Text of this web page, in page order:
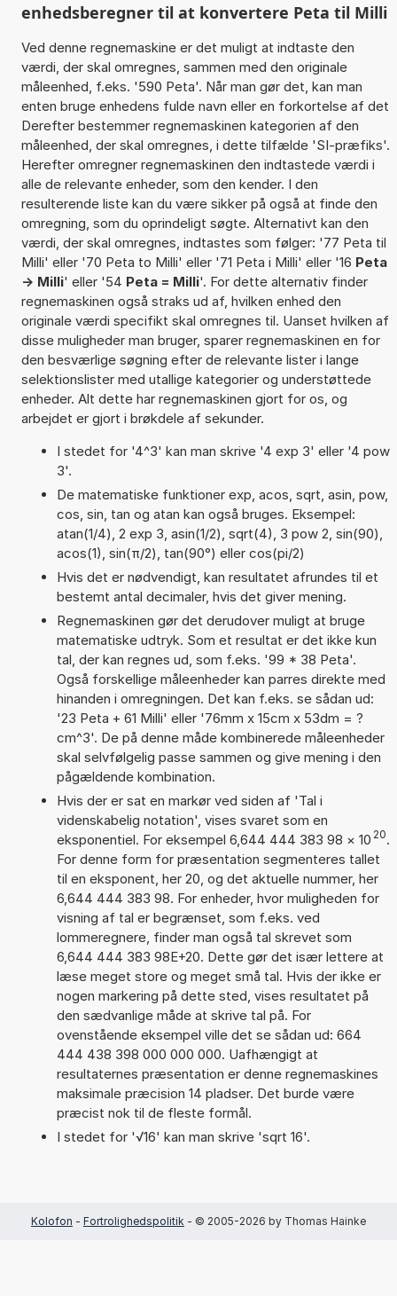
enhedsberegner til at konvertere Peta til Milli
Ved denne regnemaskine er det muligt at indtaste den
værdi, der skal omregnes, sammen med den originale
måleenhed, f.eks. '590 Peta'. Når man gør det, kan man
enten bruge enhedens fulde navn eller en forkortelse af det
Derefter bestemmer regnemaskinen kategorien af den
måleenhed, der skal omregnes, i dette tilfælde 'SI-præfiks'.
Herefter omregner regnemaskinen den indtastede værdi i
alle de relevante enheder, som den kender. I den
resulterende liste kan du være sikker på også at finde den
omregning, som du oprindeligt søgte. Alternativt kan den
værdi, der skal omregnes, indtastes som følger: '77 Peta til
Milli' eller '70 Peta to Milli' eller '71 Peta i Milli' eller '16 Peta
-> Milli' eller '54 Peta = Milli'. For dette alternativ finder
regnemaskinen også straks ud af, hvilken enhed den
originale værdi specifikt skal omregnes til. Uanset hvilken af
disse muligheder man bruger, sparer regnemaskinen en for
den besværlige søgning efter de relevante lister i lange
selektionslister med utallige kategorier og understøttede
enheder. Alt dette har regnemaskinen gjort for os, og
arbejdet er gjort i brøkdele af sekunder.
I stedet for '4^3' kan man skrive '4 exp 3' eller '4 pow
3'.
De matematiske funktioner exp, acos, sqrt, asin, pow,
cos, sin, tan og atan kan også bruges. Eksempel:
atan(1/4), 2 exp 3, asin(1/2), sqrt(4), 3 pow 2, sin(90),
acos(1), sin(π/2), tan(90°) eller cos(pi/2)
Hvis det er nødvendigt, kan resultatet afrundes til et
bestemt antal decimaler, hvis det giver mening.
Regnemaskinen gør det derudover muligt at bruge
matematiske udtryk. Som et resultat er det ikke kun
tal, der kan regnes ud, som f.eks. '99 * 38 Peta'.
Også forskellige måleenheder kan parres direkte med
hinanden i omregningen. Det kan f.eks. se sådan ud:
'23 Peta + 61 Milli' eller '76mm x 15cm x 53dm = ?
cm^3'. De på denne måde kombinerede måleenheder
skal selvfølgelig passe sammen og give mening i den
pågældende kombination.
Hvis der er sat en markør ved siden af 'Tal i
videnskabelig notation', vises svaret som en
eksponentiel. For eksempel 6,644 444 383 98 × 10 20.
For denne form for præsentation segmenteres tallet
til en eksponent, her 20, og det aktuelle nummer, her
6,644 444 383 98. For enheder, hvor muligheden for
visning af tal er begrænset, som f.eks. ved
lommeregnere, finder man også tal skrevet som
6,644 444 383 98E+20. Dette gør det især lettere at
læse meget store og meget små tal. Hvis der ikke er
nogen markering på dette sted, vises resultatet på
den sædvanlige måde at skrive tal på. For
ovenstående eksempel ville det se sådan ud: 664
444 438 398 000 000 000. Uafhængigt at
resultaternes præsentation er denne regnemaskines
maksimale præcision 14 pladser. Det burde være
præcist nok til de fleste formål.
I stedet for '√16' kan man skrive 'sqrt 16'.
Kolofon - Fortrolighedspolitik - © 2005-2026 by Thomas Hainke